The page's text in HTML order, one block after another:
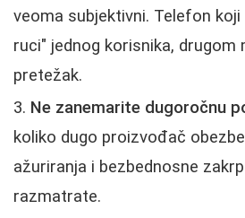
veoma subjektivni. Telefon
ruci" jednog korisnika, drugom
pretežak.
Ne zanemarite dugoročnu
koliko dugo proizvođač
ažuriranja i bezbednosne
razmatrate.